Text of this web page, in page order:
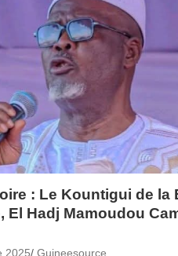
: Le Kountigui de la
El Hadj Mamoudou
2025 Guineesource